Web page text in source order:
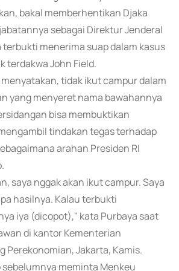
bakal memberhentikan Djaka
sebagai Direktur Jenderal
terbukti menerima suap dalam kasus
terdakwa John Field.
tidak ikut campur dalam
yang menyeret nama bawahannya
bisa membuktikan
tindakan tegas terhadap
arahan Presiden RI
saya nggak akan ikut campur. Saya
hasilnya. Kalau terbukti
iya (dicopot)," kata Purbaya saat
di kantor Kementerian
Perekonomian, Jakarta, Kamis.
sebelumnya meminta Menkeu